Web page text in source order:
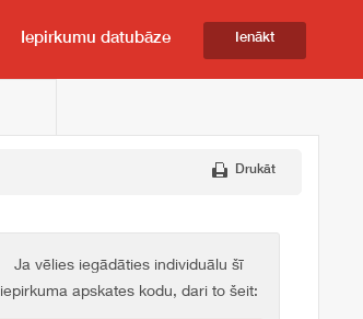
Iepirkumu datubāze Ienākt
Drukāt
Ja vēlies iegādāties individuālu šī
iepirkuma apskates kodu, dari to šeit: